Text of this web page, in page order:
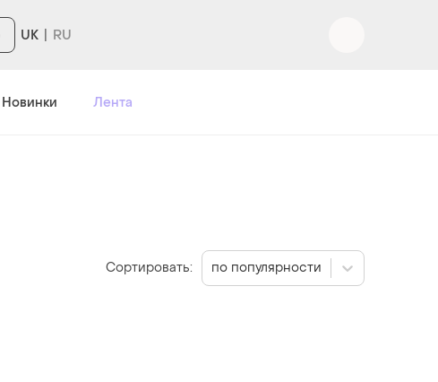
UK
Новинки Лента
Сортировать: по популярности